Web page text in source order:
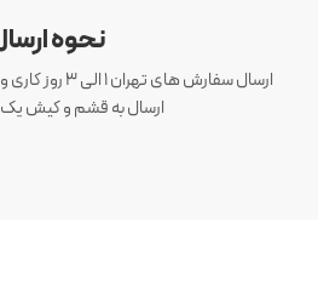
نحوه
ارسال به قشم و کیش یک